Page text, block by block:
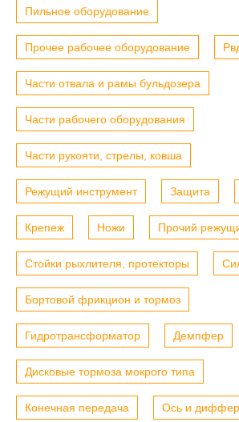
Пильное оборудование
Прочее рабочее оборудование
Части отвала и рамы бульдозера
Части рабочего оборудования
Части рукояти, стрелы, ковша
Режущий инструмент Защита
Крепеж Ножи Прочий
Стойки рыхлителя, протекторы
Бортовой фрикцион и тормоз
Гидротрансформатор Демпфер
Дисковые тормоза мокрого типа
Конечная передача Ось и